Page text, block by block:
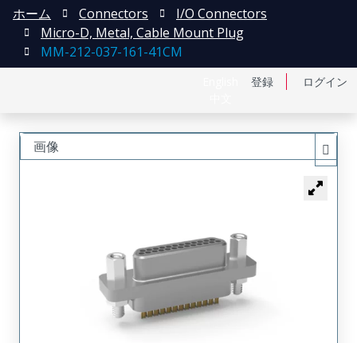
登録 ログイン
ホーム Connectors
I/O Connectors
Micro-D, Metal, Cable Mount Plug
MM-212-037-161-41CM
画像